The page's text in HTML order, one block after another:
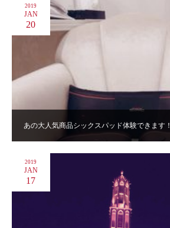
あの大人気商品シックスパッド体験できます！
2019
JAN
20
2019
JAN
17